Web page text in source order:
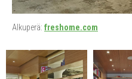
Alkuperä: freshome.com